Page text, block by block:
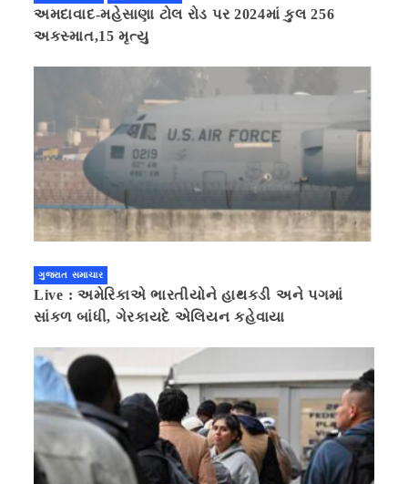
અમદાવાદ-મહેસાણા ટોલ રોડ પર 2024માં કુલ 256
અકસ્માત,15 મૃત્યુ
ગુજરાત સમાચાર
Live : અમેરિકાએ ભારતીયોને હાથકડી અને પગમાં
સાંકળ બાંધી, ગેરકાયદે એલિયન કહેવાયા